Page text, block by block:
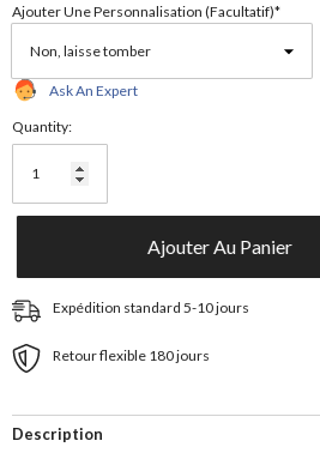
Ajouter Une Personnalisation (facultatif)*
Ask An Expert
Quantity:
Ajouter Au Panier
Expédition standard 5-10 jours
Retour flexible 180 jours
Description